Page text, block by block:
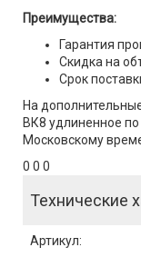
Преимущества:
Гарантия
Скидка на
Срок
На
ВК8 удлиненное
Московскому
0 0 0
Технические
Артикул: